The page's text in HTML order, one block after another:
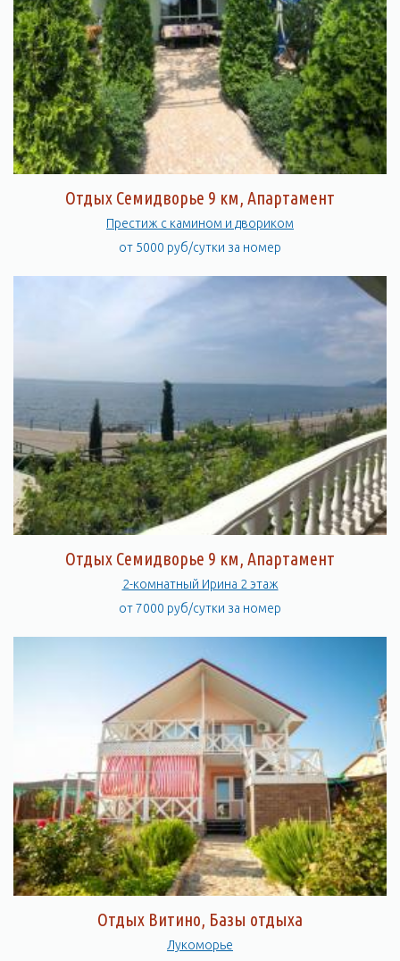
Отдых Семидворье 9 км, Апартамент
Престиж с камином и двориком
от 5000 руб/сутки за номер
Отдых Семидворье 9 км, Апартамент
2-комнатный Ирина 2 этаж
от 7000 руб/сутки за номер
Отдых Витино, Базы отдыха
Лукоморье